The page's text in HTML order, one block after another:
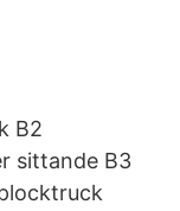
B2
sittande B3